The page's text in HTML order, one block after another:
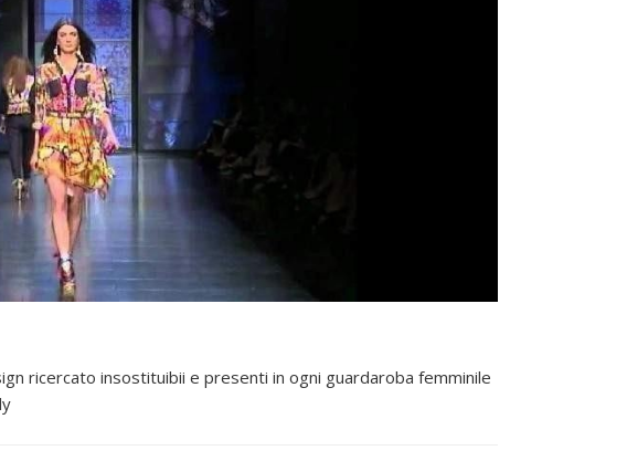
ricercato insostituibii e presenti in ogni guardaroba femminile